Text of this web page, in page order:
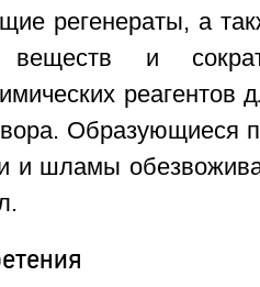
регенераты, а
веществ и
реагентов
Образующиеся
и шламы